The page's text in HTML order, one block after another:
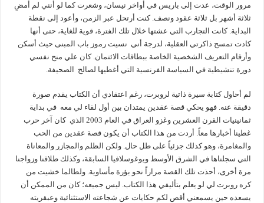
مرور الوقت، عدت إلى باريس في أواخر نيسان، وشعرت كما لو أنني لم أمضِ
ثلاثة أشهر بل ثلاثة عقود ونصف. كنت أرتحل عبر الزمن، وأعود إلى نقطة
البداية. كانت التجارب التي عشتها خلال تلك الفترة، قوية للغاية، حتى أنها
كادت تمسح ذاكرتي العقلية، لدرجة أني نسيت رموز باب المبنى حيث أسكن
وأرقام التعريف الشخصية الخاصة ببطاقات الائتمان. كان علي منح نفسي
دورة تنشيطية في السياسة الفرنسية التي أغطيها لصالح الصحيفة.
لم أحاول كتابة سيرة ذاتية لروبرت، رغم اعتقادي أن الكتاب يقدم صورة
دقيقة عنه. فهو يحكي قصة عقدين يمتدان بين أول لقاء لي معه في بداية
ثمانينيات القرن العشرين وغزو العراق في العام 2003 الذي كان آخر حرب
غطينا أخبارها معاً. أردت من هذا الكتاب أن يكون قصة عقدين من الحب
والمغامرة، وهو كذلك جزئياً على طل حال. ولكن الظلم والمجازر والمعاناة
التي سجلناها في الشرق الأوسط ويوغوسلافيا السابقة، وكذلك طلاقنا وزواجنا
مرة أخرى، أحذت تلك القصة مراراً نحو بؤرة مأساوية. ولطالما خشيت من
كره روبرت لي لو يعلم بتأليفي هذا الكتاب. ليس جميعه؛ كان من الممكن أن
يسعده حين يسمعني أقص لكم حكايات عن شجاعته الاستثنائية وعبقريته